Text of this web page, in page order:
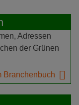
Adressen
der Grünen
Branchenbuch